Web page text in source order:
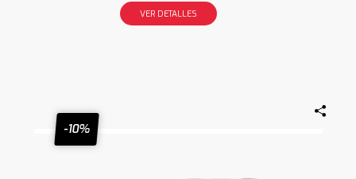
VER DETALLES
-10%